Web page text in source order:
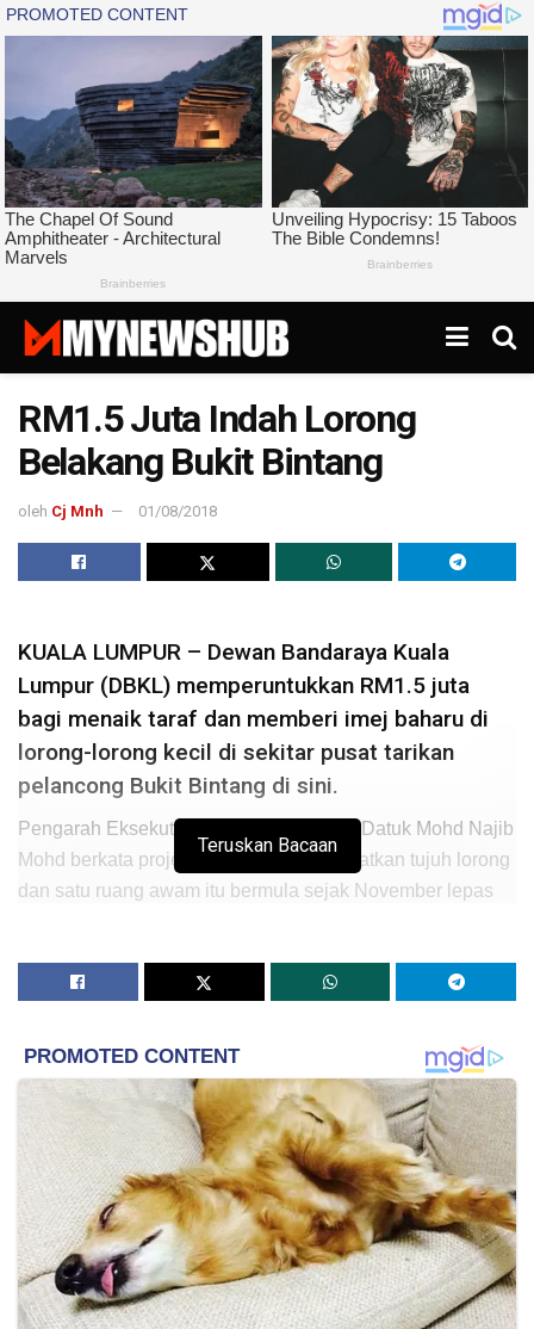
RM1.5 Juta Indah Lorong
Belakang Bukit Bintang
oleh Cj Mnh 01/08/2018
KUALA LUMPUR – Dewan Bandaraya Kuala
Lumpur (DBKL) memperuntukkan RM1.5 juta
bagi menaik taraf dan memberi imej baharu di
lorong-lorong kecil di sekitar pusat tarikan
pelancong Bukit Bintang di sini.
Pengarah Eksekutif Pengurusan Projek, Datuk Mohd Najib
Mohd berkata projek pengindahan melibatkan tujuh lorong
dan satu ruang awam itu bermula sejak November lepas
Beliau berkata lokasi tapak yang terlibat ialah laluan
pejalan kaki utama dan jalan pintas dari Jalan Berangan
Shin, Jalan Alor dan sekitarnya.
“Setiap lokasi terlibat dirancang dan direka bentuk dengan
tema tertentu, kami juga menyediakan mural 2D dan 3D
pada dinding serta lantai, selain menyediakan pasu
berserta pokok yang di ‘wall mounted’ pada dinding
bangunan,” katanya ketika ditemui selepas meninjau
lokasi projek pengindahan itu hari ini.
Katanya projek pengindahan itu melibatkan kerja naik taraf
Teruskan Bacaan